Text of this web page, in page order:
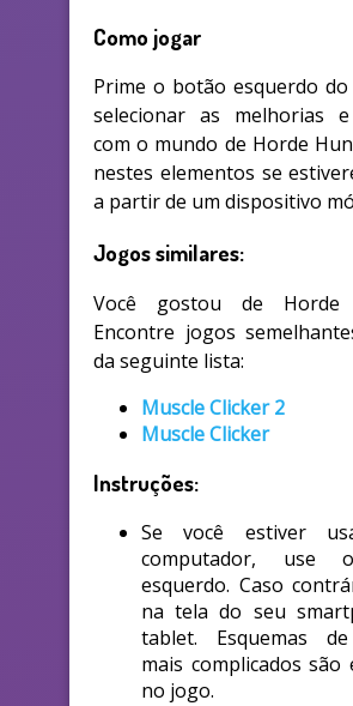
Como jogar
Prime o botão esquerdo
selecionar as melhorias
com o mundo de Horde
nestes elementos se
a partir de um dispositivo
Jogos similares:
Você gostou de Horde
Encontre jogos
da seguinte lista:
Muscle Clicker 2
Muscle Clicker
Instruções:
Se você estiver
computador, use
esquerdo. Caso
na tela do seu
tablet. Esquemas
mais complicados são
no jogo.